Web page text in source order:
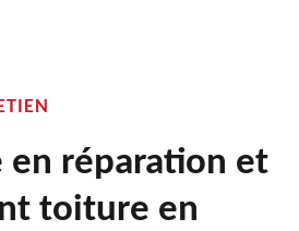
en réparation et
toiture en